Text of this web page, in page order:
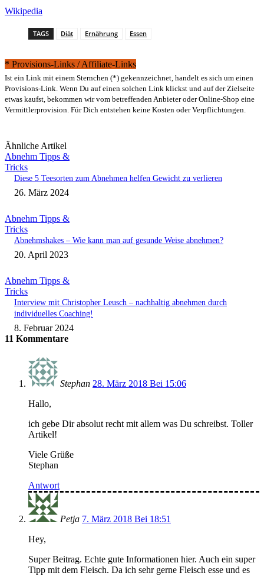
Wikipedia
TAGS Diät Ernährung Essen
* Provisions-Links / Affiliate-Links
Ist ein Link mit einem Sternchen (*) gekennzeichnet, handelt es sich um einen
Provisions-Link. Wenn Du auf einen solchen Link klickst und auf der Zielseite
etwas kaufst, bekommen wir vom betreffenden Anbieter oder Online-Shop eine
Vermittlerprovision. Für Dich entstehen keine Kosten oder Verpflichtungen.
Ähnliche Artikel
Abnehm Tipps &
Tricks
Diese 5 Teesorten zum Abnehmen helfen Gewicht zu verlieren
26. März 2024
Abnehm Tipps &
Tricks
Abnehmshakes – Wie kann man auf gesunde Weise abnehmen?
20. April 2023
Abnehm Tipps &
Tricks
Interview mit Christopher Leusch – nachhaltig abnehmen durch
individuelles Coaching!
8. Februar 2024
11 Kommentare
Stephan 28. März 2018 Bei 15:06
Hallo,
ich gebe Dir absolut recht mit allem was Du schreibst. Toller
Artikel!
Viele Grüße
Stephan
Antwort
Petja 7. März 2018 Bei 18:51
Hey,
Super Beitrag. Echte gute Informationen hier. Auch ein super
Tipp mit dem Fleisch. Da ich sehr gerne Fleisch esse und es